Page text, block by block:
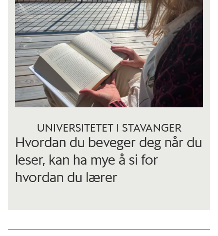
UNIVERSITETET I STAVANGER
Hvordan du beveger deg når du
leser, kan ha mye å si for
hvordan du lærer